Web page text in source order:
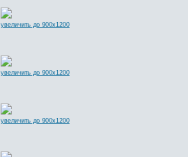
увеличить до 900x1200
увеличить до 900x1200
увеличить до 900x1200